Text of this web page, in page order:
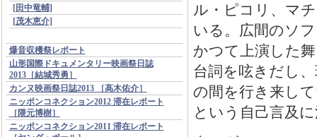
[田中竜輔]
[茂木恵介]
爆音収穫祭レポート
山形国際ドキュメンタリー映画祭日誌
2013［結城秀勇］
カンヌ映画祭日誌2013 ［高木佑介］
ニッポンコネクション2012 滞在レポート
［隈元博樹］
ニッポンコネクション2011 滞在レポート
ル・ピコリ、マ
いる。広間のソ
かつて上演した
台詞を呟きだし
の間を行き来し
という自己言及